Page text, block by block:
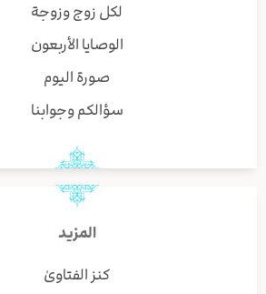
لكل زوج وزوجة
الوصايا الأربعون
صورة اليوم
سؤالكم وجوابنا
المزيد
كنز الفتاوىٰ